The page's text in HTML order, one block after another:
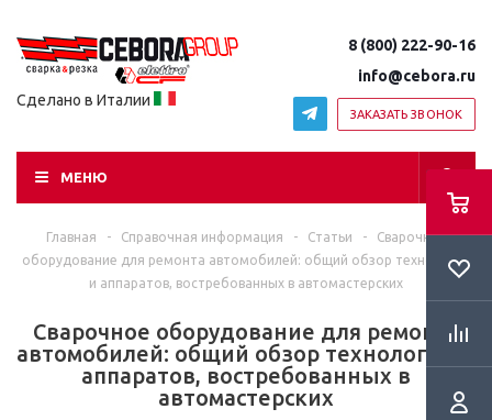
Сделано в Италии
8 (800) 222-90-16
info@cebora.ru
ЗАКАЗАТЬ ЗВОНОК
МЕНЮ
Главная - Справочная информация - Статьи -
Сварочное
оборудование для ремонта автомобилей: общий обзор технологий
и аппаратов, востребованных в автомастерских
Сварочное оборудование для ремонта
автомобилей: общий обзор технологий и
аппаратов, востребованных в
автомастерских